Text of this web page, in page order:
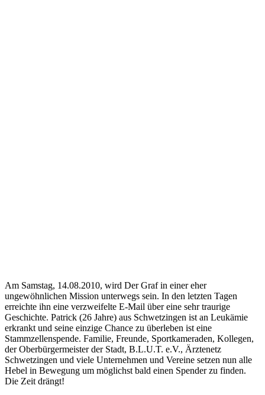
Am Samstag, 14.08.2010, wird Der Graf in einer eher
ungewöhnlichen Mission unterwegs sein. In den letzten Tagen
erreichte ihn eine verzweifelte E-Mail über eine sehr traurige
Geschichte. Patrick (26 Jahre) aus Schwetzingen ist an Leukämie
erkrankt und seine einzige Chance zu überleben ist eine
Stammzellenspende. Familie, Freunde, Sportkameraden, Kollegen,
der Oberbürgermeister der Stadt, B.L.U.T. e.V., Ärztenetz
Schwetzingen und viele Unternehmen und Vereine setzen nun alle
Hebel in Bewegung um möglichst bald einen Spender zu finden.
Die Zeit drängt!